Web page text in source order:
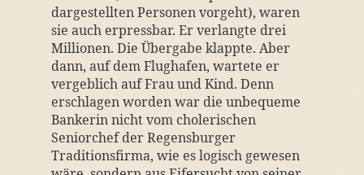
dargestellten Personen vorgeht), waren
sie auch erpressbar. Er verlangte drei
Millionen. Die Übergabe klappte. Aber
dann, auf dem Flughafen, wartete er
vergeblich auf Frau und Kind. Denn
erschlagen worden war die unbequeme
Bankerin nicht vom cholerischen
Seniorchef der Regensburger
Traditionsfirma, wie es logisch gewesen